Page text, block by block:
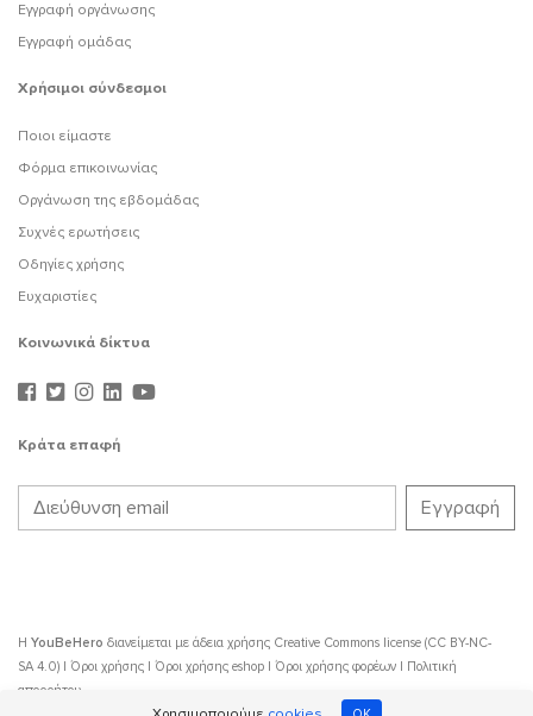
Εγγραφή οργάνωσης
Εγγραφή ομάδας
Χρήσιμοι σύνδεσμοι
Ποιοι είμαστε
Φόρμα επικοινωνίας
Οργάνωση της εβδομάδας
Συχνές ερωτήσεις
Οδηγίες χρήσης
Ευχαριστίες
Κοινωνικά δίκτυα
Κράτα επαφή
Η YouBeHero διανείμεται με άδεια χρήσης Creative Commons license (CC BY-NC-
SA 4.0)
Όροι χρήσης Όροι χρήσης eshop Όροι χρήσης φορέων
Πολιτική
απορρήτου